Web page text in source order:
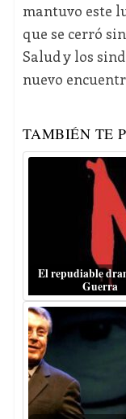
mantuvo este
que se cerró
Salud y los
nuevo
TAMBIÉN TE
El repudiable
Guerra